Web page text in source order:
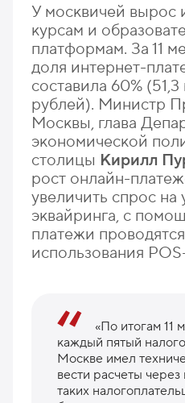
У москвичей вырос
курсам и
платформам. За 11
доля интернет-
составила 60%
рублей). Министр
Москвы, глава
экономической
столицы Кирилл
рост онлайн-
увеличить спрос на
эквайринга, с
платежи
использования
«По итогам 11
каждый пятый
Москве имел
вести расчеты через
таких